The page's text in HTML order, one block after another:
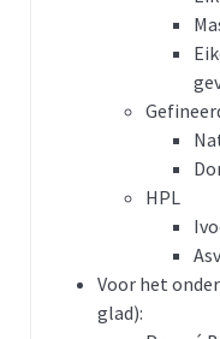
HPL
Voor het
glad):